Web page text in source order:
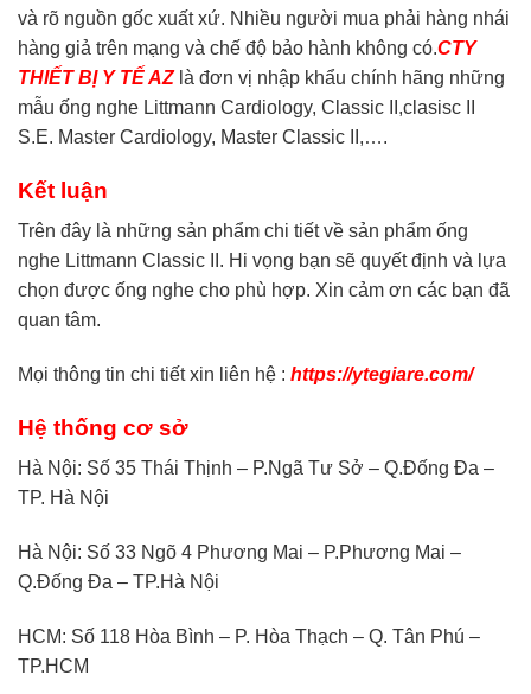
và rõ nguồn gốc xuất xứ. Nhiều người mua phải hàng nhái
hàng giả trên mạng và chế độ bảo hành không có.CTY
THIẾT BỊ Y TẾ AZ là đơn vị nhập khẩu chính hãng những
mẫu ống nghe Littmann Cardiology, Classic II,clasisc II
S.E. Master Cardiology, Master Classic II,….
Kết luận
Trên đây là những sản phẩm chi tiết về sản phẩm ống
nghe Littmann Classic II. Hi vọng bạn sẽ quyết định và lựa
chọn được ống nghe cho phù hợp. Xin cảm ơn các bạn đã
quan tâm.
Mọi thông tin chi tiết xin liên hệ : https://ytegiare.com/
Hệ thống cơ sở
Hà Nội: Số 35 Thái Thịnh – P.Ngã Tư Sở – Q.Đống Đa –
TP. Hà Nội
Hà Nội: Số 33 Ngõ 4 Phương Mai – P.Phương Mai –
Q.Đống Đa – TP.Hà Nội
HCM: Số 118 Hòa Bình – P. Hòa Thạch – Q. Tân Phú –
TP.HCM